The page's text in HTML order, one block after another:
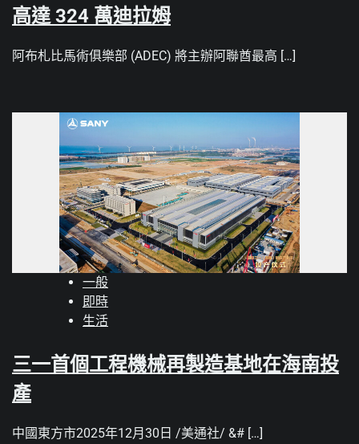
高達 324 萬迪拉姆
阿布札比馬術俱樂部 (ADEC) 將主辦阿聯酋最高 […]
一般
即時
生活
三一首個工程機械再製造基地在海南投
產
中國東方市2025年12月30日 /美通社/ &# […]